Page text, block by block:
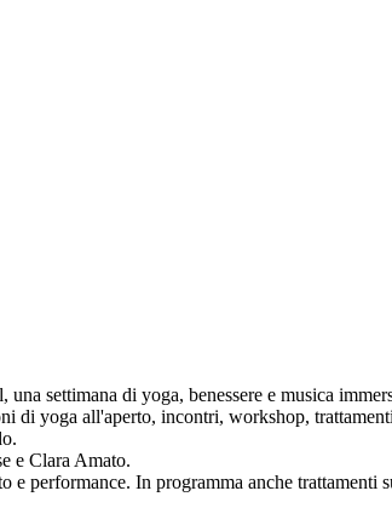
settimana di yoga, benessere e musica
yoga all'aperto, incontri, workshop,
e Clara Amato.
performance. In programma anche trattamenti